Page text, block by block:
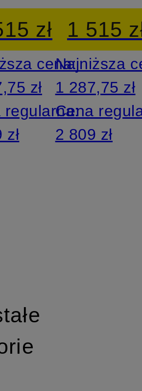
zł
cena:
zł
regularna:
zł
1 515
Najniższa
1 287,75 zł
Cena
2 809 zł